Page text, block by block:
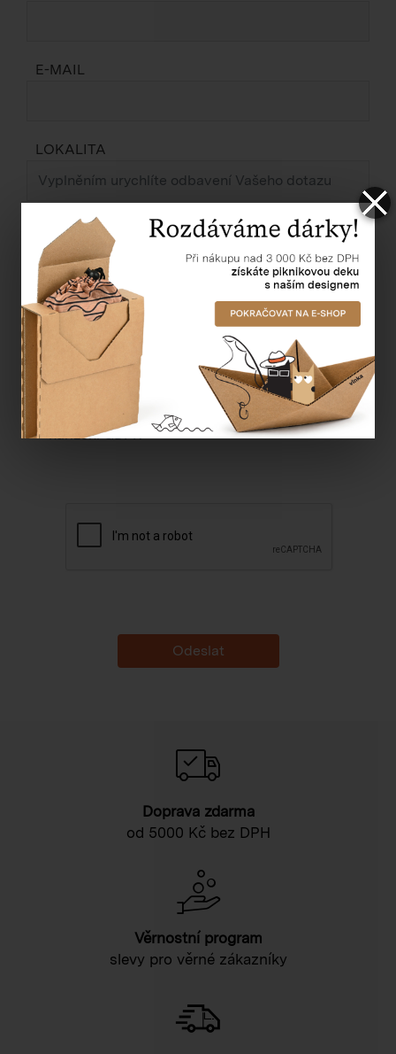
E-MAIL
LOKALITA
ZPRÁVA *
Souhlasím se zpracováním osobních údajů dle
nařízení GDPR
Doprava zdarma
od 5000 Kč bez DPH
Věrnostní program
slevy pro věrné zákazníky